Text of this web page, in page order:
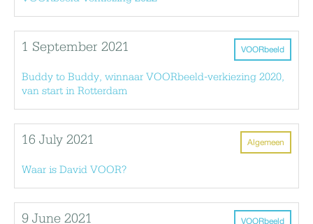
VOORbeeld
1 September 2021
Buddy to Buddy, winnaar VOORbeeld-verkiezing 2020,
van start in Rotterdam
Algemeen
16 July 2021
Waar is David VOOR?
VOORbeeld
9 June 2021